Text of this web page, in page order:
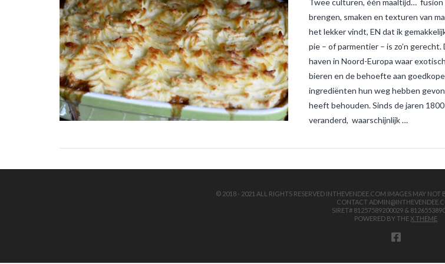
Twee culturen, één maaltijd…
brengen, smaken en texturen van
het lekker vindt, EN dat ik
pie – of parmentier – is zo’n
haven in Noord-Europa waar
bieren en de behoefte aan
ingrediënten hun weg hebben
heeft behouden. Sinds de jaren
veranderd, waarschijnlijk …
© 2018 - 2021 ALL RIGHTS RESERVED INTHEVENDEE.COM IMAGES MAY NOT
CONTACT
SIRET# 81257589200029 &
POWERED BY THEX THEME